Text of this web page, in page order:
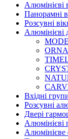
Алюмінієві
Панорамні
Розсувні
Алюмінієві
Вхідні
Розсувні
Двері
Алюмінієві
Алюмінієве